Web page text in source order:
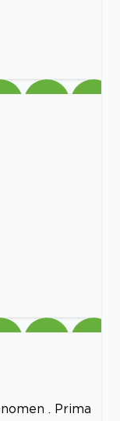
. Prima